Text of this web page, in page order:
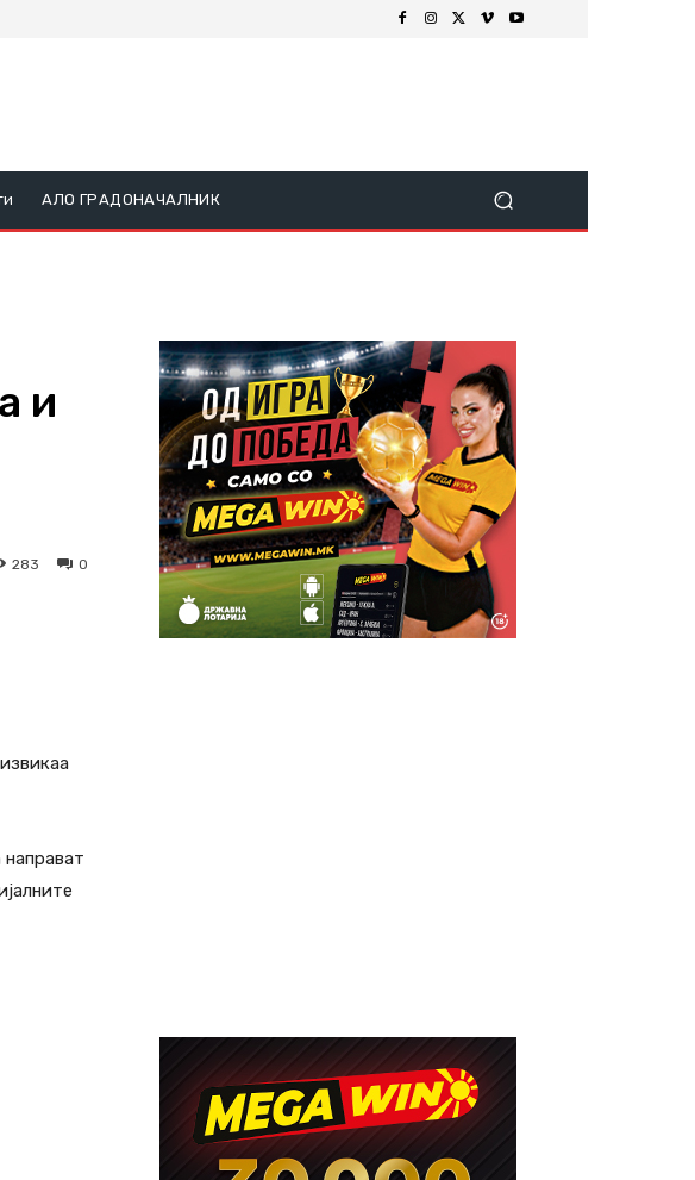
АЛО ГРАДОНАЧАЛНИК
и
0
283